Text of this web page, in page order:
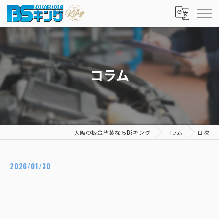
コラム
大阪の板金塗装ならBSキング コラム 目次
2026/01/30